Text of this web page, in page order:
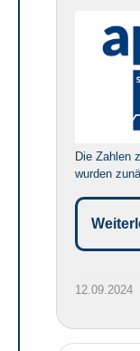
Die Zahlen
wurden
12.09.2024